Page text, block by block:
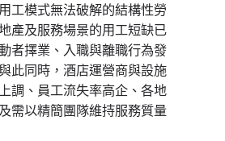
工模式無法破解的結構性勞
產及服務場景的用工短缺已
者擇業、入職與離職行為發
此同時，酒店運營商與設施
調、員工流失率高企、各地
需以精簡團隊維持服務質量